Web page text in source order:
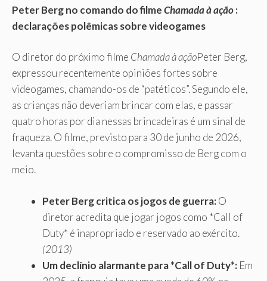
Peter Berg no comando do filmeChamada à ação:
declarações polêmicas sobre videogames
O diretor do próximo filme Chamada à açãoPeter Berg,
expressou recentemente opiniões fortes sobre
videogames, chamando-os de “patéticos”. Segundo ele,
as crianças não deveriam brincar com elas, e passar
quatro horas por dia nessas brincadeiras é um sinal de
fraqueza. O filme, previsto para 30 de junho de 2026,
levanta questões sobre o compromisso de Berg com o
meio.
Peter Berg critica os jogos de guerra:O
diretor acredita que jogar jogos como *Call of
Duty* é inapropriado e reservado ao exército.
(2013)
Um declínio alarmante para *Call of Duty*: Em